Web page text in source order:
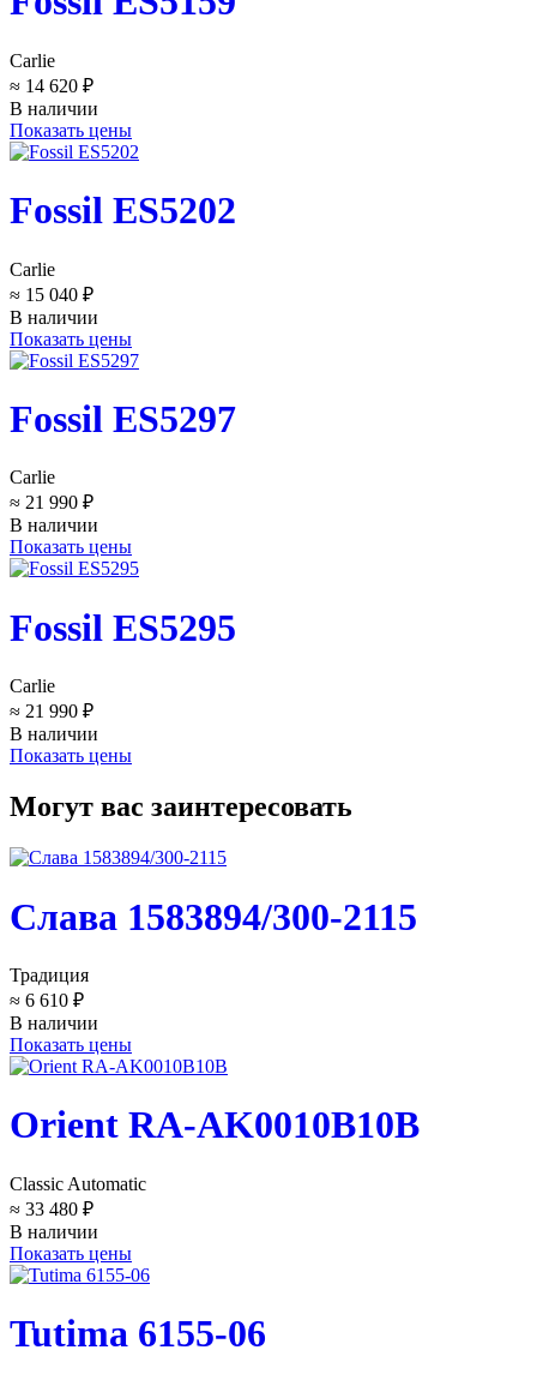
Carlie
≈ 14 620 ₽
В наличии
Показать цены
Fossil ES5202
Carlie
≈ 15 040 ₽
В наличии
Показать цены
Fossil ES5297
Carlie
≈ 21 990 ₽
В наличии
Показать цены
Fossil ES5295
Carlie
≈ 21 990 ₽
В наличии
Показать цены
Могут вас заинтересовать
Слава 1583894/300-2115
Традиция
≈ 6 610 ₽
В наличии
Показать цены
Orient RA-AK0010B10B
Classic Automatic
≈ 33 480 ₽
В наличии
Показать цены
Tutima 6155-06